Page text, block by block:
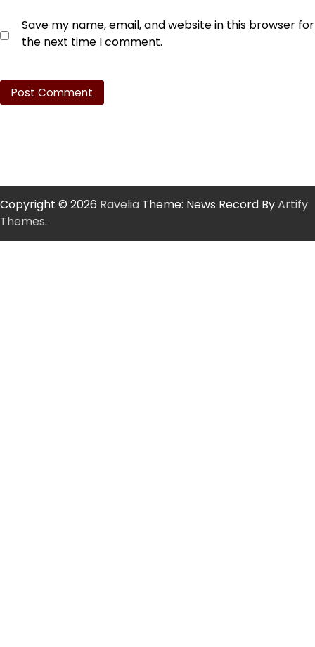
Save my name, email, and website in this browser for
the next time I comment.
Copyright © 2026 Ravelia Theme: News Record ByArtify
Themes.